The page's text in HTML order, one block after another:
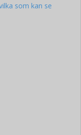
som kan se